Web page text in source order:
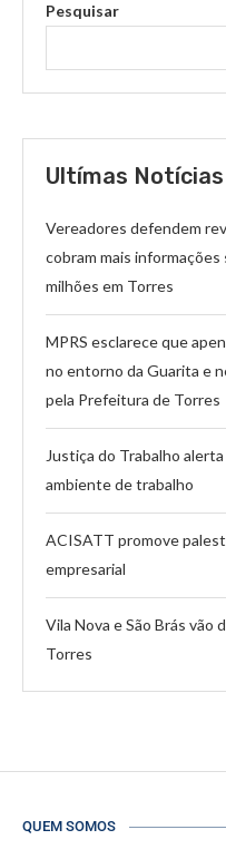
Pesquisar
Ultímas Notícias
Vereadores defendem
cobram mais
milhões em Torres
MPRS esclarece que
no entorno da Guarita e
pela Prefeitura de Torres
Justiça do Trabalho
ambiente de trabalho
ACISATT promove
empresarial
Vila Nova e São Brás
Torres
QUEM SOMOS